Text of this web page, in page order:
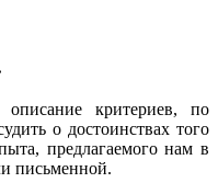
критериев, по
о достоинствах того
предлагаемого нам в
письменной.